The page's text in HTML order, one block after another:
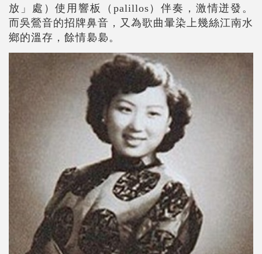
放」處）使用響板（palillos）伴奏，激情迸發。
而吳鶯音的招牌鼻音，又為歌曲暈染上幾絲江南水
鄉的溫存，餘情裊裊。